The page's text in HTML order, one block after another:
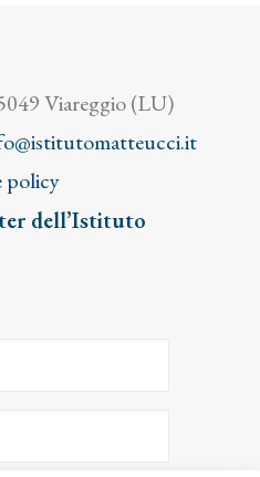
Viareggio (LU)
policy
dell’Istituto